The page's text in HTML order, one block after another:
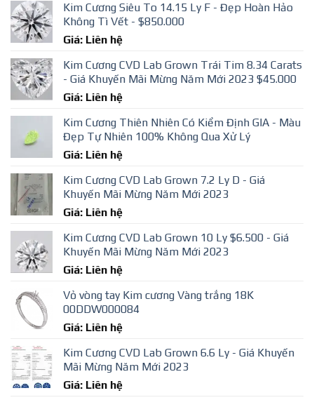
Kim Cương Siêu To 14.15 Ly F - Đẹp Hoàn Hảo
Không Tì Vết - $850.000
Giá: Liên hệ
Kim Cương CVD Lab Grown Trái Tim 8.34 Carats
- Giá Khuyến Mãi Mừng Năm Mới 2023 $45.000
Giá: Liên hệ
Kim Cương Thiên Nhiên Có Kiểm Định GIA - Màu
Đẹp Tự Nhiên 100% Không Qua Xử Lý
Giá: Liên hệ
Kim Cương CVD Lab Grown 7.2 Ly D - Giá
Khuyến Mãi Mừng Năm Mới 2023
Giá: Liên hệ
Kim Cương CVD Lab Grown 10 Ly $6.500 - Giá
Khuyến Mãi Mừng Năm Mới 2023
Giá: Liên hệ
Vỏ vòng tay Kim cương Vàng trắng 18K
00DDW000084
Giá: Liên hệ
Kim Cương CVD Lab Grown 6.6 Ly - Giá Khuyến
Mãi Mừng Năm Mới 2023
Giá: Liên hệ